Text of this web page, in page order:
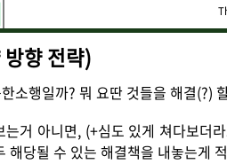
향 전략)
소행일까? 뭐 요딴 것들을 해결(?)
거 아니면, (+심도 있게 쳐다보더
해당될 수 있는 해결책을 내놓는게